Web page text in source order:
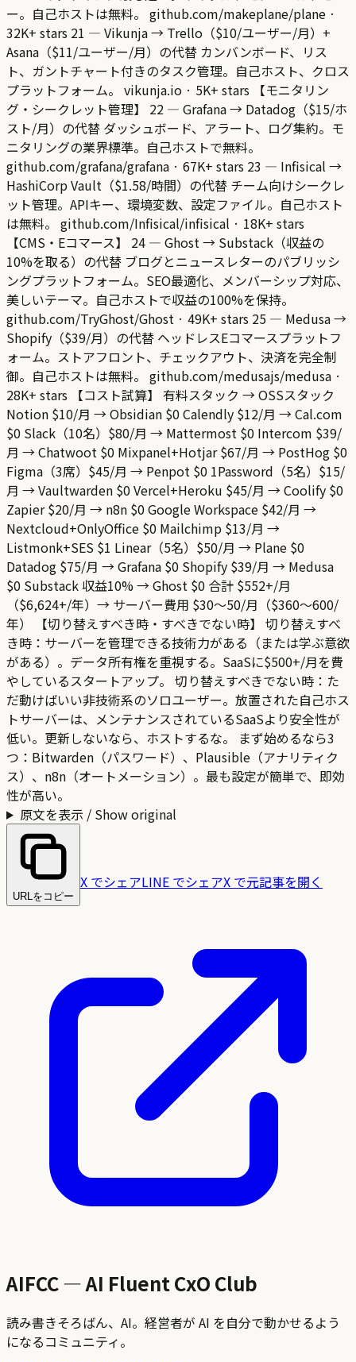
ー。自己ホストは無料。 github.com/makeplane/plane ·
32K+ stars 21 — Vikunja → Trello（$10/ユーザー/月）+
Asana（$11/ユーザー/月）の代替 カンバンボード、リス
ト、ガントチャート付きのタスク管理。自己ホスト、クロス
プラットフォーム。 vikunja.io · 5K+ stars 【モニタリン
グ・シークレット管理】 22 — Grafana → Datadog（$15/ホ
スト/月）の代替 ダッシュボード、アラート、ログ集約。モ
ニタリングの業界標準。自己ホストで無料。
github.com/grafana/grafana · 67K+ stars 23 — Infisical →
HashiCorp Vault（$1.58/時間）の代替 チーム向けシークレ
ット管理。APIキー、環境変数、設定ファイル。自己ホスト
は無料。 github.com/Infisical/infisical · 18K+ stars
【CMS・Eコマース】 24 — Ghost → Substack（収益の
10%を取る）の代替 ブログとニュースレターのパブリッシ
ングプラットフォーム。SEO最適化、メンバーシップ対応、
美しいテーマ。自己ホストで収益の100%を保持。
github.com/TryGhost/Ghost · 49K+ stars 25 — Medusa →
Shopify（$39/月）の代替 ヘッドレスEコマースプラットフ
ォーム。ストアフロント、チェックアウト、決済を完全制
御。自己ホストは無料。 github.com/medusajs/medusa ·
28K+ stars 【コスト試算】 有料スタック → OSSスタック
Notion $10/月 → Obsidian $0 Calendly $12/月 → Cal.com
$0 Slack（10名）$80/月 → Mattermost $0 Intercom $39/
月 → Chatwoot $0 Mixpanel+Hotjar $67/月 → PostHog $0
Figma（3席）$45/月 → Penpot $0 1Password（5名）$15/
月 → Vaultwarden $0 Vercel+Heroku $45/月 → Coolify $0
Zapier $20/月 → n8n $0 Google Workspace $42/月 →
Nextcloud+OnlyOffice $0 Mailchimp $13/月 →
Listmonk+SES $1 Linear（5名）$50/月 → Plane $0
Datadog $75/月 → Grafana $0 Shopify $39/月 → Medusa
$0 Substack 収益10% → Ghost $0 合計 $552+/月
（$6,624+/年）→ サーバー費用 $30〜50/月（$360〜600/
年） 【切り替えすべき時・すべきでない時】 切り替えすべ
き時：サーバーを管理できる技術力がある（または学ぶ意欲
がある）。データ所有権を重視する。SaaSに$500+/月を費
やしているスタートアップ。 切り替えすべきでない時：た
だ動けばいい非技術系のソロユーザー。放置された自己ホス
トサーバーは、メンテナンスされているSaaSより安全性が
低い。更新しないなら、ホストするな。 まず始めるなら3
つ：Bitwarden（パスワード）、Plausible（アナリティク
ス）、n8n（オートメーション）。最も設定が簡単で、即効
性が高い。
原文を表示 / Show original
URLをコピー
X でシェアLINE でシェアX で元記事を開く
AIFCC — AI Fluent CxO Club
読み書きそろばん、AI。経営者が AI を自分で動かせるよう
になるコミュニティ。